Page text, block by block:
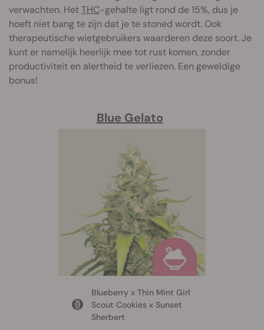
verwachten. HetTHC-gehalte ligt rond de 15%, dus je
hoeft niet bang te zijn dat je te stoned wordt. Ook
therapeutische wietgebruikers waarderen deze soort. Je
kunt er namelijk heerlijk mee tot rust komen, zonder
productiviteit en alertheid te verliezen. Een geweldige
bonus!
Blue Gelato
Blueberry x Thin Mint Girl
Scout Cookies x Sunset
Sherbert